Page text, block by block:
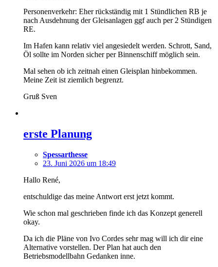
Personenverkehr: Eher rückständig mit 1 Stündlichen RB je
nach Ausdehnung der Gleisanlagen ggf auch per 2 Stündigen
RE.
Im Hafen kann relativ viel angesiedelt werden. Schrott, Sand,
Öl sollte im Norden sicher per Binnenschiff möglich sein.
Mal sehen ob ich zeitnah einen Gleisplan hinbekommen.
Meine Zeit ist ziemlich begrenzt.
Gruß Sven
erste Planung
Spessarthesse
23. Juni 2026 um 18:49
Hallo René,
entschuldige das meine Antwort erst jetzt kommt.
Wie schon mal geschrieben finde ich das Konzept generell
okay.
Da ich die Pläne von Ivo Cordes sehr mag will ich dir eine
Alternative vorstellen. Der Plan hat auch den
Betriebsmodellbahn Gedanken inne.